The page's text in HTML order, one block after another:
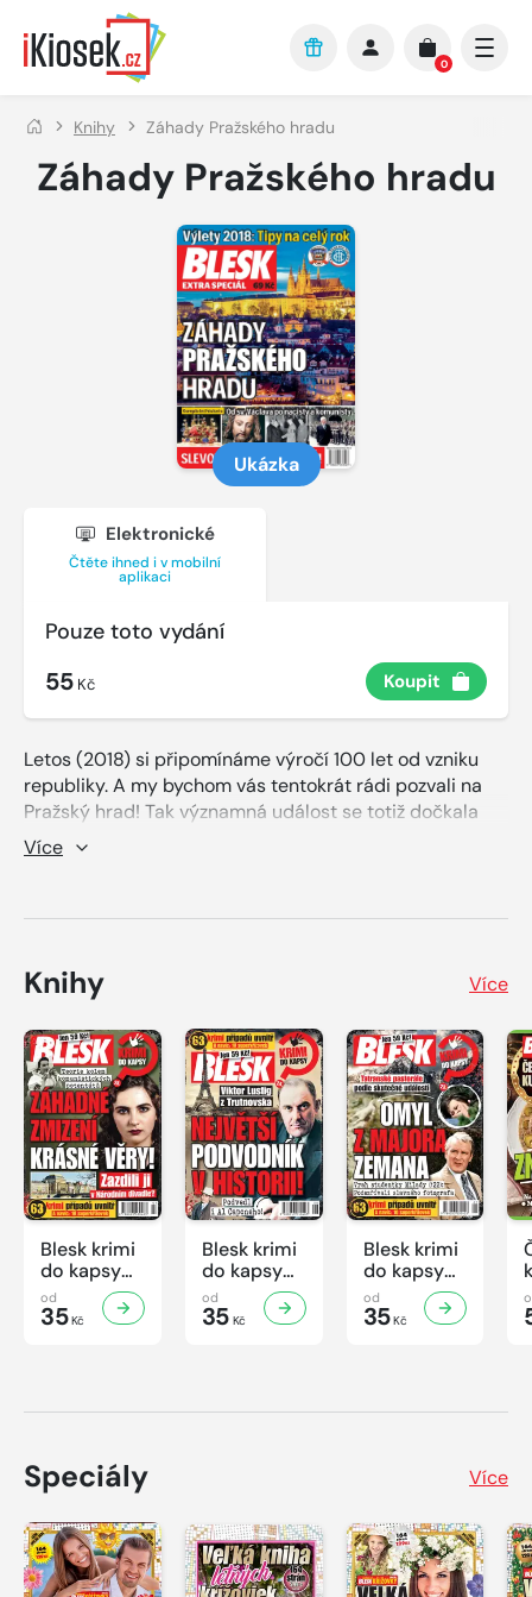
Přejít na hlavní obsah
0
Knihy Záhady Pražského hradu
Záhady Pražského hradu
Ukázka
Elektronické
Čtěte ihned i v mobilní
aplikaci
Pouze toto vydání
55 Kč Koupit
Letos (2018) si připomínáme výročí 100 let od vzniku
republiky. A my bychom vás tentokrát rádi pozvali na
Pražský hrad! Tak významná událost se totiž dočkala
unikátního výstavního projektu, který tady sto let nebyl,
a podle organizátorů ani dalších sto let nebude!
jednom místě a v jasných souvislostech zcela jedinečné
Mimořádnost výstav k výročí republiky je navíc
podtržena i symbolickým vstupným.
Více
Knihy Více
Blesk krimi
do kapsy
č.7/2026
od
35Kč
Blesk krimi
do kapsy
č.6/2026
od
35Kč
Blesk krimi
do kapsy
č.5/2026
od
35Kč
Speciály Více